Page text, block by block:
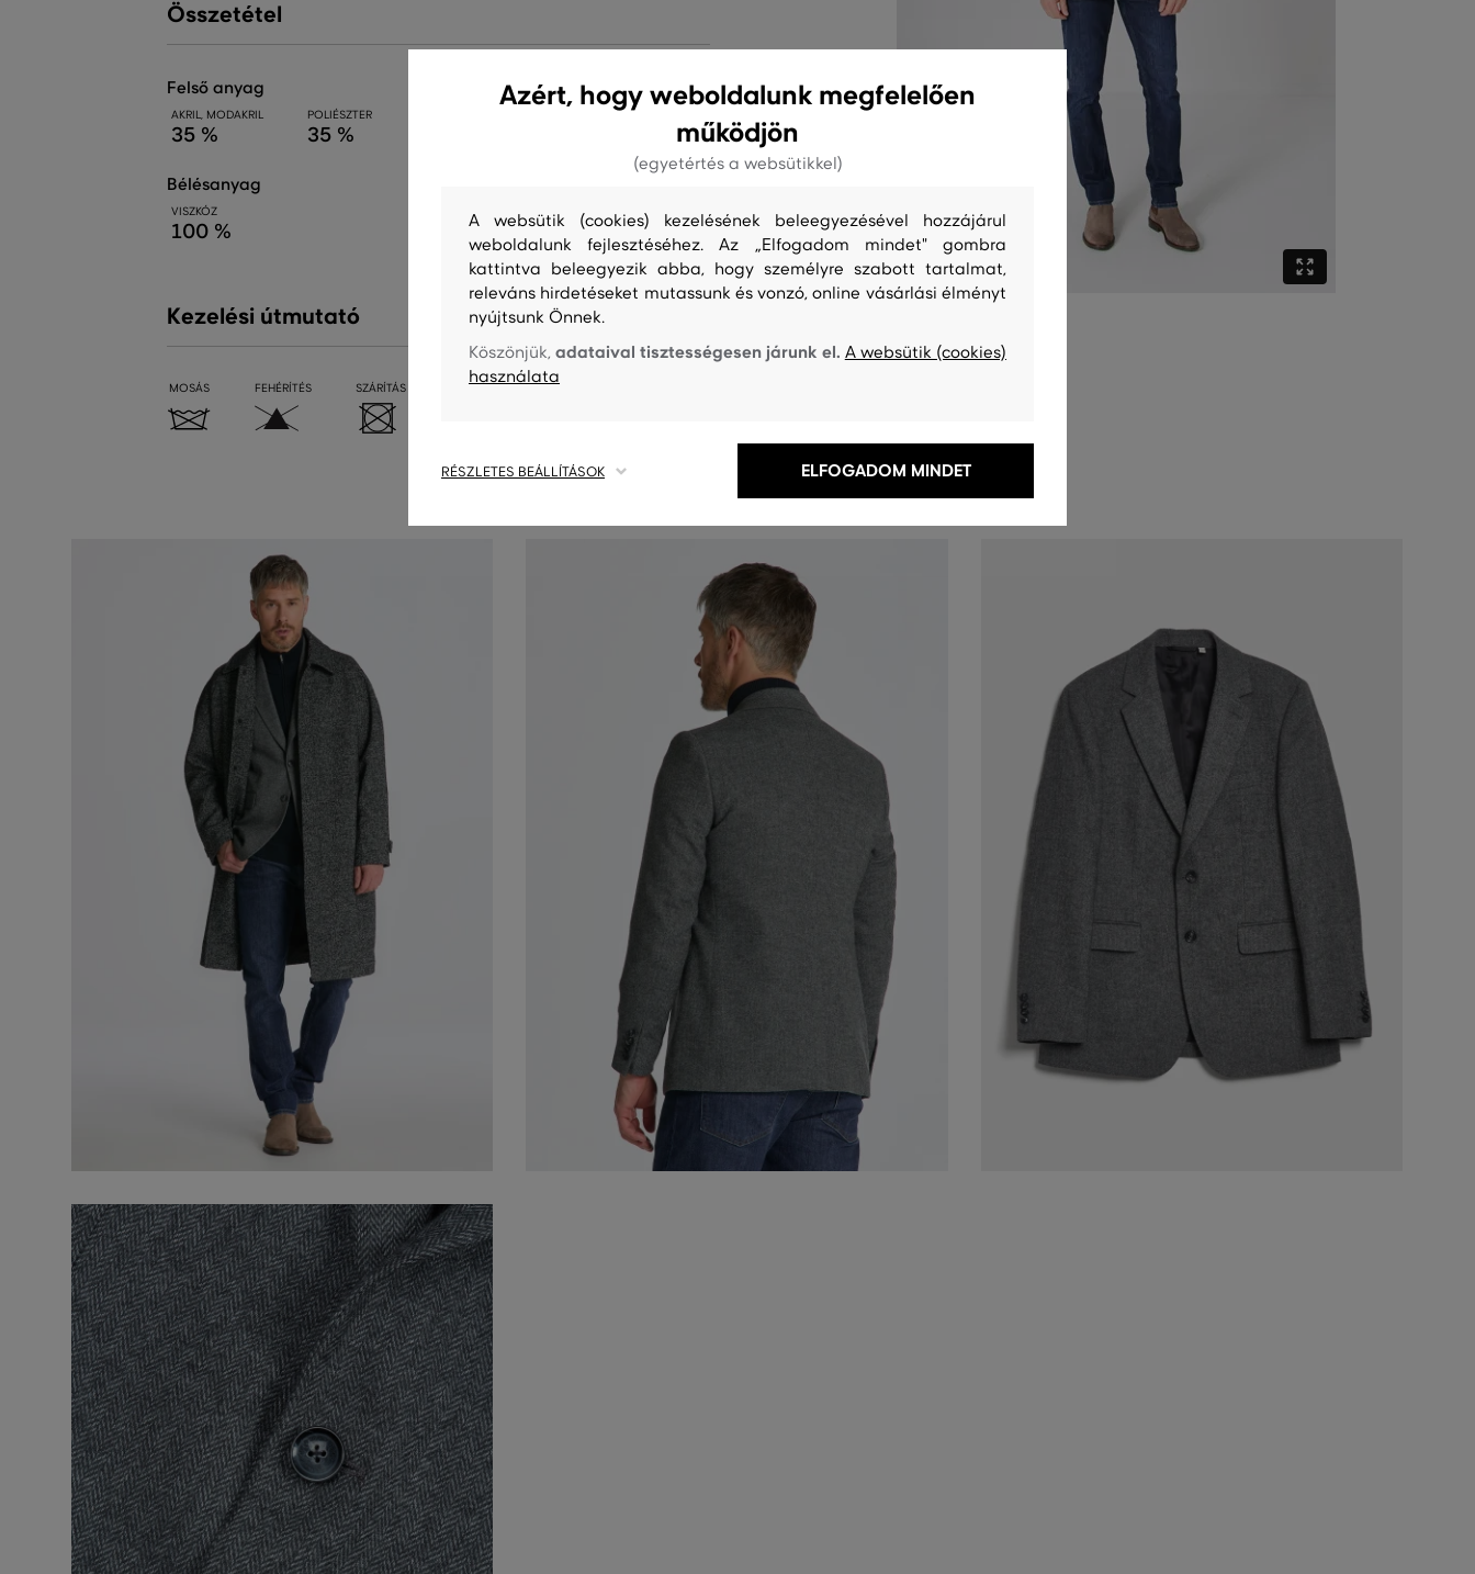
Összetétel
felső anyag
AKRIL, MODAKRIL
35 %
POLIÉSZTER
35 %
bélésanyag
VISZKÓZ
100 %
Kezelési útmutató
MOSÁS FEHÉRÍTÉS SZÁRÍTÁS VASALÁS TISZTÍTÁS
Azért, hogy weboldalunk megfelelően
működjön
(egyetértés a websütikkel)
A websütik (cookies) kezelésének beleegyezésével hozzájárul
weboldalunk fejlesztéséhez. Az „Elfogadom mindet" gombra
kattintva beleegyezik abba, hogy személyre szabott tartalmat,
releváns hirdetéseket mutassunk és vonzó, online vásárlási élményt
nyújtsunk Önnek.
Köszönjük,adataival tisztességesen járunk el. A websütik (cookies)
használata
RÉSZLETES BEÁLLÍTÁSOK ELFOGADOM MINDET